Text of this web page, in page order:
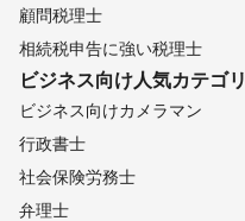
顧問税理士
相続税申告に強い税理士
ビジネス向け人気カテゴリ
ビジネス向けカメラマン
行政書士
社会保険労務士
弁理士